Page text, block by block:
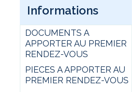
Informations
DOCUMENTS A
APPORTER AU PREMIER
RENDEZ-VOUS
PIECES A APPORTER AU
PREMIER RENDEZ-VOUS